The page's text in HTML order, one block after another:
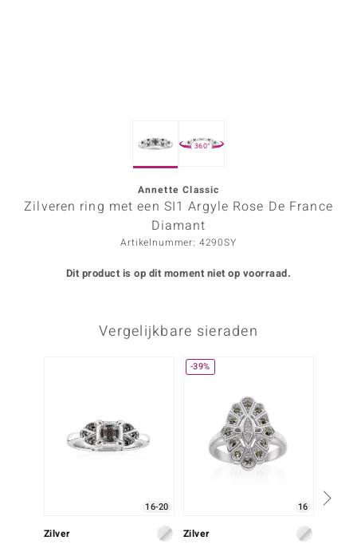
360°
Annette Classic
Zilveren ring met een SI1 Argyle Rose De France
Diamant
Artikelnummer: 4290SY
Dit product is op dit moment niet op voorraad.
Vergelijkbare sieraden
16-20
Zilver
-39%
16
Zilver